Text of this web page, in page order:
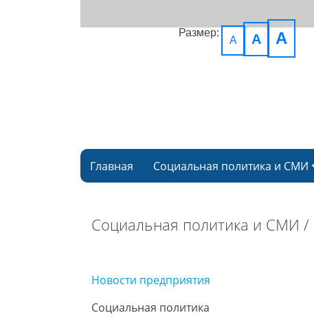
Размер:
A A A
Главная Социальная политика и СМИ
Социальная политика и СМИ /
Новости предприятия
Социальная политика